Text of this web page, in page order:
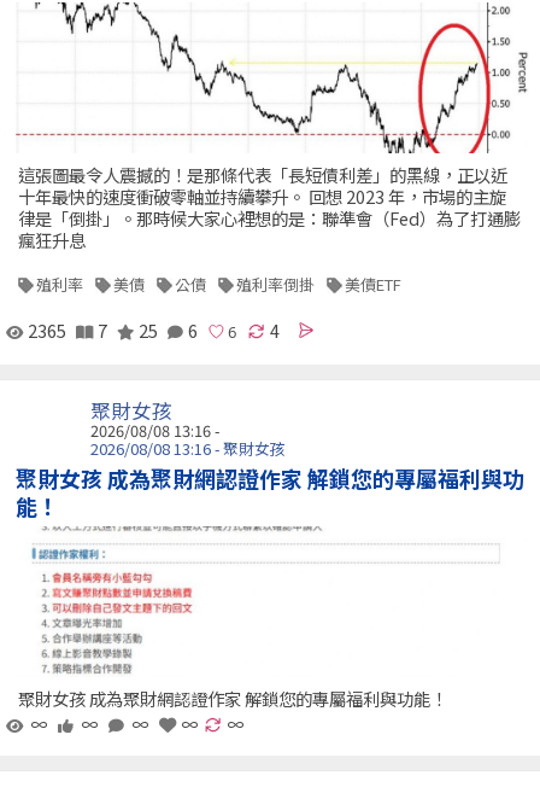
這張圖最令人震撼的！是那條代表「長短債利差」的黑線，正以近
十年最快的速度衝破零軸並持續攀升。 回想 2023 年，市場的主旋
律是「倒掛」。那時候大家心裡想的是：聯準會（Fed）為了打通膨
瘋狂升息
殖利率 美債 公債 殖利率倒掛 美債ETF
2365 7 25 6 4
聚財女孩
2026/08/08 13:16 -
2026/08/08 13:16 - 聚財女孩
聚財女孩 成為聚財網認證作家 解鎖您的專屬福利與功
能！
聚財女孩 成為聚財網認證作家 解鎖您的專屬福利與功能！
∞
∞ ∞ ∞ ∞